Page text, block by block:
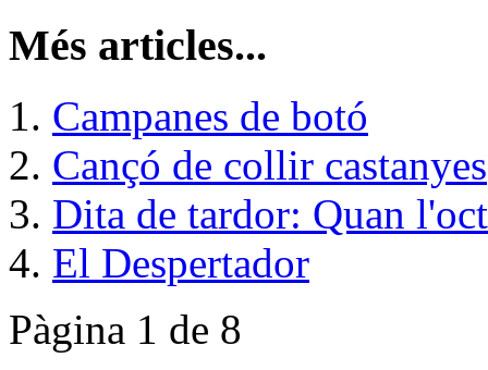
Més articles...
Campanes de botó
Cançó de collir castanyes
Dita de tardor: Quan
El Despertador
Pàgina 1 de 8